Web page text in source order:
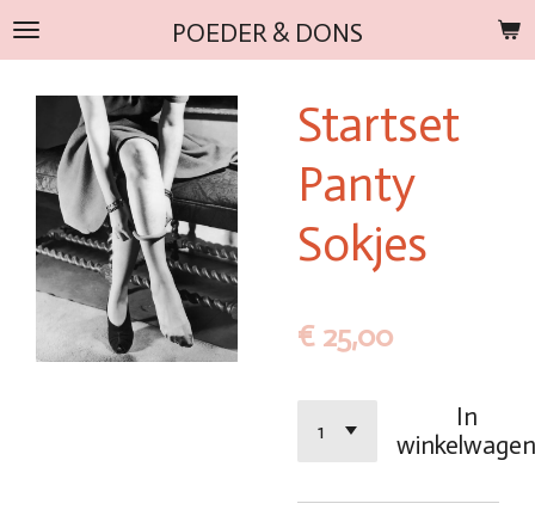
Ga
direct
hoofdinhoud
POEDER & DONS
Startset
Panty
Sokjes
€ 25,00
In